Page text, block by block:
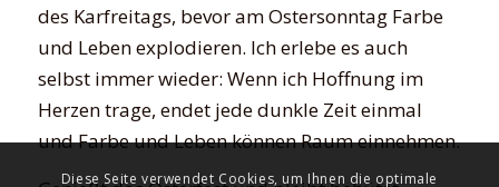
des Karfreitags, bevor am Ostersonntag Farbe
und Leben explodieren. Ich erlebe es auch
selbst immer wieder: Wenn ich Hoffnung im
Herzen trage, endet jede dunkle Zeit einmal
und Farbe und Leben können Raum einnehmen.
Diese Seite verwendet Cookies, um Ihnen die optimale